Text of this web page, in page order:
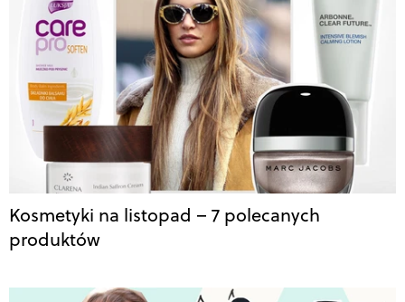
Kosmetyki na listopad – 7 polecanych
produktów